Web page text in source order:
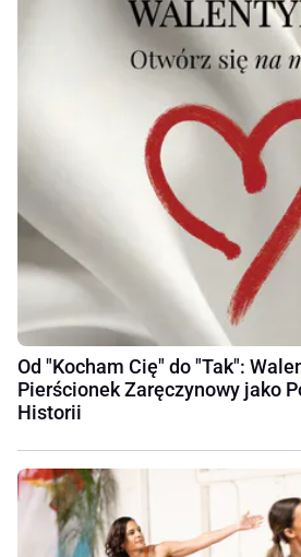
Od "Kocham Cię" do "Tak":
Pierścionek Zaręczynowy jako
Historii